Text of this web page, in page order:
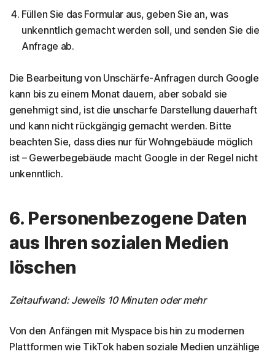
Füllen Sie das Formular aus, geben Sie an, was
unkenntlich gemacht werden soll, und senden Sie die
Anfrage ab.
Die Bearbeitung von Unschärfe-Anfragen durch Google
kann bis zu einem Monat dauern, aber sobald sie
genehmigt sind, ist die unscharfe Darstellung dauerhaft
und kann nicht rückgängig gemacht werden. Bitte
beachten Sie, dass dies nur für Wohngebäude möglich
ist – Gewerbegebäude macht Google in der Regel nicht
unkenntlich.
6. Personenbezogene Daten
aus Ihren sozialen Medien
löschen
Zeitaufwand: Jeweils 10 Minuten oder mehr
Von den Anfängen mit Myspace bis hin zu modernen
Plattformen wie TikTok haben soziale Medien unzählige